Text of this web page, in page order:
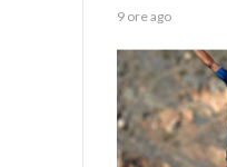
9 ore ago